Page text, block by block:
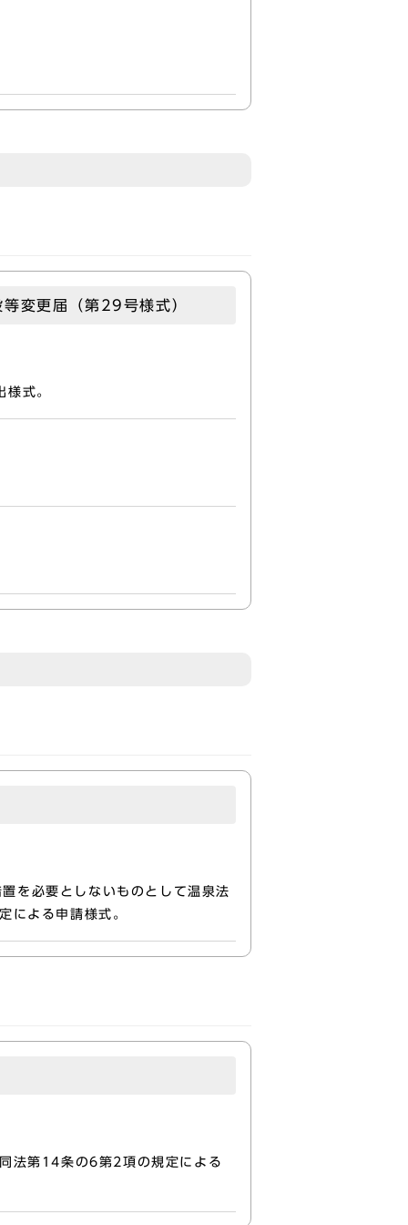
変更届（第29号様式）
式。
を必要としないものとして温泉法
による申請様式。
法第14条の6第2項の規定による